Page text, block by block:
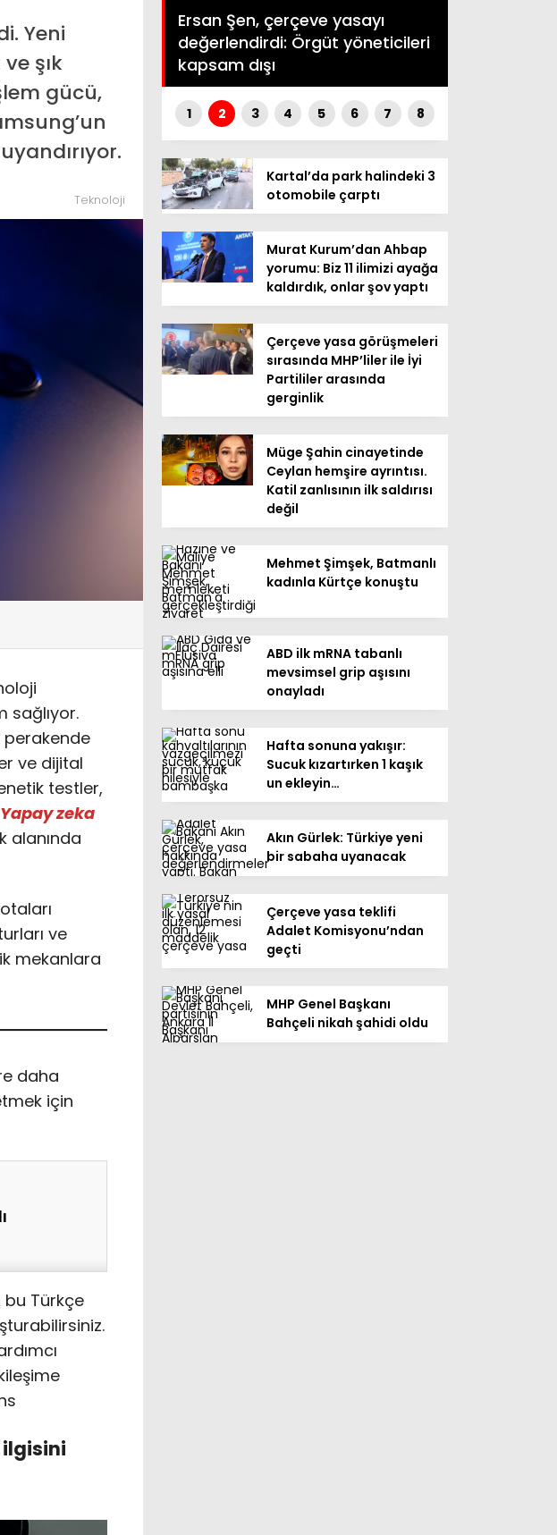
Yeni
şık
gücü,
Teknoloji
sağlıyor.
perakende
ve dijital
testler,
Yapay zeka
alanında
ve
mekanlara
daha
için
Türkçe
ilgisini
tartışma
Ersan Şen, çerçeve yasayı
değerlendirdi: Örgüt yöneticileri
kapsam dışı
1 2 3 4 5 6 7 8
Kartal’da park halindeki 3
otomobile çarptı
Murat Kurum’dan Ahbap
yorumu: Biz 11 ilimizi ayağa
kaldırdık, onlar şov yaptı
Çerçeve yasa görüşmeleri
sırasında MHP’liler ile İyi
Partililer arasında
gerginlik
Müge Şahin cinayetinde
Ceylan hemşire ayrıntısı.
Katil zanlısının ilk saldırısı
değil
Mehmet Şimşek, Batmanlı
kadınla Kürtçe konuştu
ABD ilk mRNA tabanlı
mevsimsel grip aşısını
onayladı
Hafta sonuna yakışır:
Sucuk kızartırken 1 kaşık
un ekleyin…
Akın Gürlek: Türkiye yeni
bir sabaha uyanacak
Çerçeve yasa teklifi
Adalet Komisyonu’ndan
geçti
MHP Genel Başkanı
Bahçeli nikah şahidi oldu